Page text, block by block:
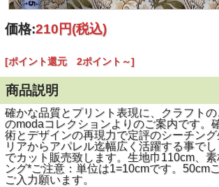
価格:210円(税込)
[ポイント還元 2ポイント～]
商品説明
確かな品質とプリント表現に、クラフト
のmodaコレクションよりのご案内です。
術とデザインの再現力で定評のシーチン
リアからアパレル迄幅広く活躍する事で
でカット販売致します。生地巾110cm、
ング*ご注意：単位は1=10cmです。50cm
ご入力願います。